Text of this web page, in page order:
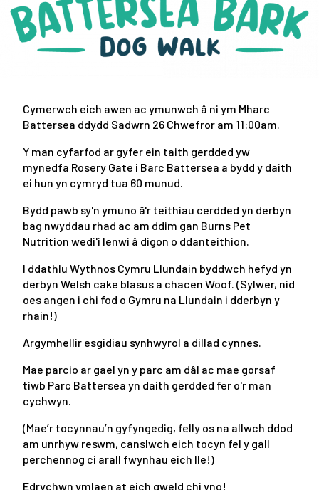
Cymerwch eich awen ac ymunwch â ni ym Mharc
Battersea ddydd Sadwrn 26 Chwefror am 11:00am.
Y man cyfarfod ar gyfer ein taith gerdded yw
mynedfa Rosery Gate i Barc Battersea a bydd y daith
ei hun yn cymryd tua 60 munud.
Bydd pawb sy'n ymuno â'r teithiau cerdded yn derbyn
bag nwyddau rhad ac am ddim gan Burns Pet
Nutrition wedi'i lenwi â digon o ddanteithion.
I ddathlu Wythnos Cymru Llundain byddwch hefyd yn
derbyn Welsh cake blasus a chacen Woof. (Sylwer, nid
oes angen i chi fod o Gymru na Llundain i dderbyn y
rhain!)
Argymhellir esgidiau synhwyrol a dillad cynnes.
Mae parcio ar gael yn y parc am dâl ac mae gorsaf
tiwb Parc Battersea yn daith gerdded fer o'r man
cychwyn.
(Mae’r tocynnau’n gyfyngedig, felly os na allwch ddod
am unrhyw reswm, canslwch eich tocyn fel y gall
perchennog ci arall fwynhau eich lle!)
Edrychwn ymlaen at eich gweld chi yno!